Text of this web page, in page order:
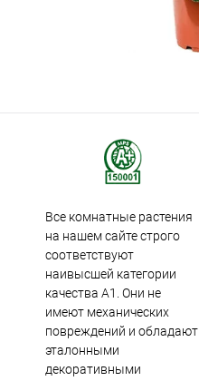
Все комнатные растения
на нашем сайте строго
соответствуют
наивысшей категории
качества А1. Они не
имеют механических
повреждений и обладают
эталонными
декоративными